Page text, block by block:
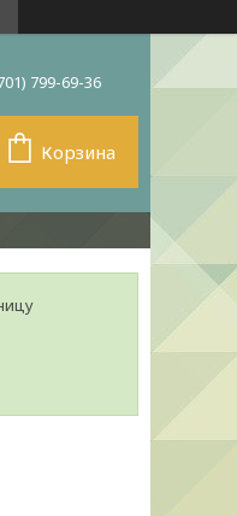
799-69-36
Корзина